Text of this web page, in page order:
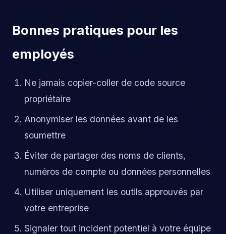
Bonnes pratiques pour les
employés
Ne jamais copier-coller de code source
propriétaire
Anonymiser les données avant de les
soumettre
Éviter de partager des noms de clients,
numéros de compte ou données personnelles
Utiliser uniquement les outils approuvés par
votre entreprise
Signaler tout incident potentiel à votre équipe